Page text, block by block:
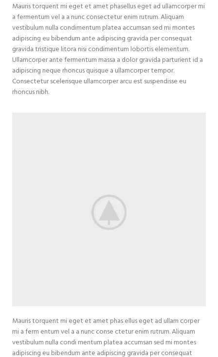
Mauris torquent mi eget et amet phasellus eget ad ullamcorper mi
a fermentum vel a a nunc consectetur enim rutrum. Aliquam
vestibulum nulla condimentum platea accumsan sed mi montes
adipiscing eu bibendum ante adipiscing gravida per consequat
gravida tristique litora nisi condimentum lobortis elementum.
Ullamcorper ante fermentum massa a dolor gravida parturient id a
adipiscing neque rhoncus quisque a ullamcorper tempor.
Consectetur scelerisque ullamcorper arcu est suspendisse eu
rhoncus nibh.
Mauris torquent mi eget et amet phas ellus eget ad ullam corper
mi a ferm entum vel a a nunc conse ctetur enim rutrum. Aliquam
vestibulum nulla condi mentum platea accumsan sed mi montes
adipiscing eu bibendum ante adipiscing gravida per consequat